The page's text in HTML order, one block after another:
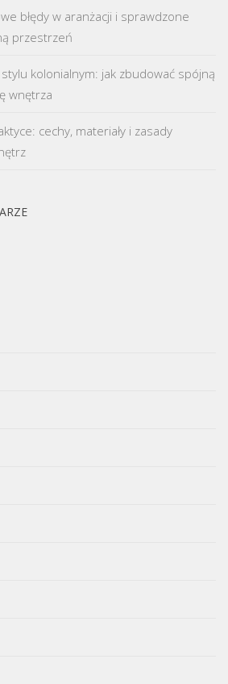
błędy w aranżacji i sprawdzone
przestrzeń
kolonialnym: jak zbudować spójną
wnętrza
cechy, materiały i zasady